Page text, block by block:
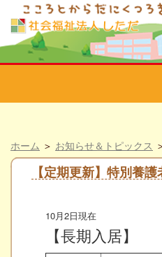
ホーム ＞ お知らせ＆トピックス
【定期更新】特別養
10月2日現在
【長期入居】